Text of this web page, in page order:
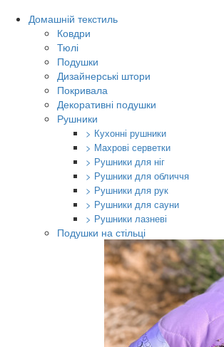
Домашній текстиль
Ковдри
Тюлі
Подушки
Дизайнерські штори
Покривала
Декоративні подушки
Рушники
> Кухонні рушники
> Махрові серветки
> Рушники для ніг
> Рушники для обличчя
> Рушники для рук
> Рушники для сауни
> Рушники лазневі
Подушки на стільці